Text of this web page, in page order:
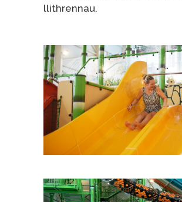
llithrennau.